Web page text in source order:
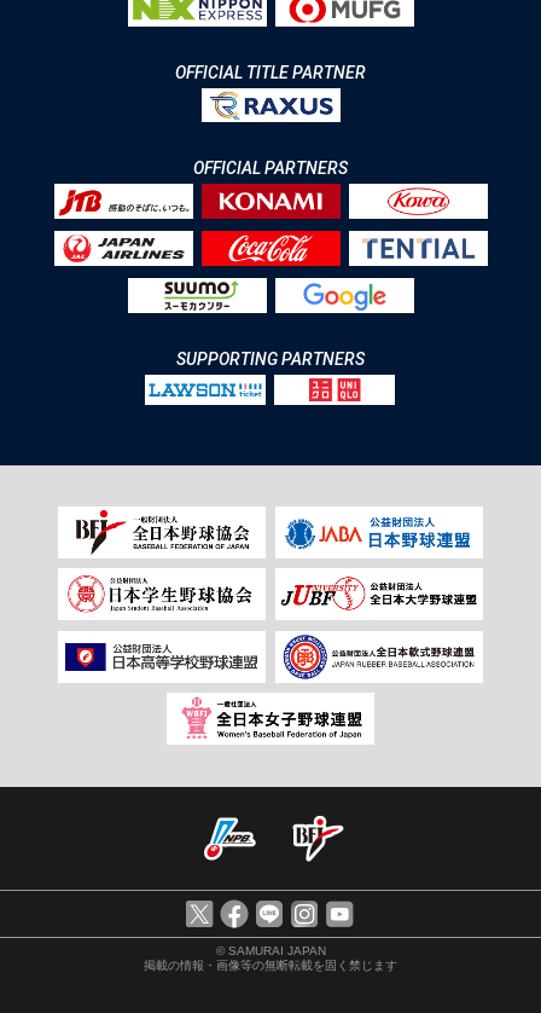
OFFICIAL TITLE PARTNER
OFFICIAL PARTNERS
SUPPORTING PARTNERS
© SAMURAI JAPAN
掲載の情報・画像等の無断転載を固く禁じます